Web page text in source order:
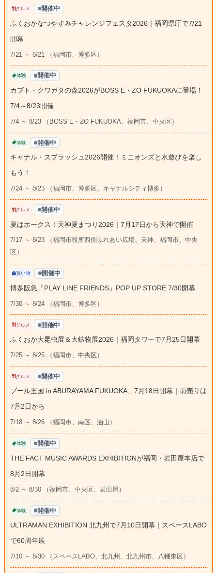
グルメ 開催中
ふくおかなつやすみチャレンジフェスタ2026｜福岡県庁で7/21
開幕
7/21 ～ 8/21 （福岡市、博多区）
体験 開催中
カブト・クワガタの森2026がBOSS E・ZO FUKUOKAに登場！
7/4～8/23開催
7/4 ～ 8/23 （BOSS E・ZO FUKUOKA、福岡市、中央区）
体験 開催中
キャナル・スプラッシュ2026開催！ミニオンズと水遊びを楽し
もう！
7/24 ～ 8/23 （福岡市、博多区、キャナルシティ博多）
グルメ 開催中
夏はホークス！天神夏まつり2026｜7月17日から天神で開催
7/17 ～ 8/23 （福岡市役所西側ふれあい広場、天神、福岡市、中央
区）
買い物 開催中
博多阪急「PLAY LINE FRIENDS」POP UP STORE 7/30開幕
7/30 ～ 8/24 （福岡市、博多区）
グルメ 開催中
ふくおか大昆虫展＆大鉱物展2026｜福岡タワーで7月25日開幕
7/25 ～ 8/25 （福岡市、中央区）
グルメ 開催中
プール王国 in ABURAYAMA FUKUOKA、7月18日開幕｜前売りは
7月2日から
7/18 ～ 8/26 （福岡市、南区、油山）
体験 開催中
THE FACT MUSIC AWARDS EXHIBITIONが福岡・岩田屋本店で
8月2日開幕
8/2 ～ 8/30 （福岡市、中央区、岩田屋）
体験 開催中
ULTRAMAN EXHIBITION 北九州で7月10日開幕｜スペースLABO
で60周年展
7/10 ～ 8/30 （スペースLABO、北九州、北九州市、八幡東区）